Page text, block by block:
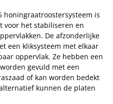
honingraatroostersysteem is
voor het stabiliseren en
De afzonderlijke
een kliksysteem met elkaar
oppervlak. Ze hebben een
gevuld met een
of kan worden bedekt
kunnen de platen